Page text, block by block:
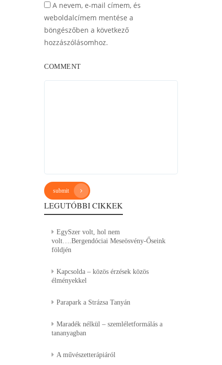
A nevem, e-mail címem, és
weboldalcímem mentése a
böngészőben a következő
hozzászólásomhoz.
COMMENT
submit
LEGUTÓBBI CIKKEK
EgySzer volt, hol nem
volt….Bergendóciai Meseösvény-Őseink
földjén
Kapcsolda – közös érzések közös
élményekkel
Parapark a Strázsa Tanyán
Maradék nélkül – szemléletformálás a
tananyagban
A művészetterápiáról